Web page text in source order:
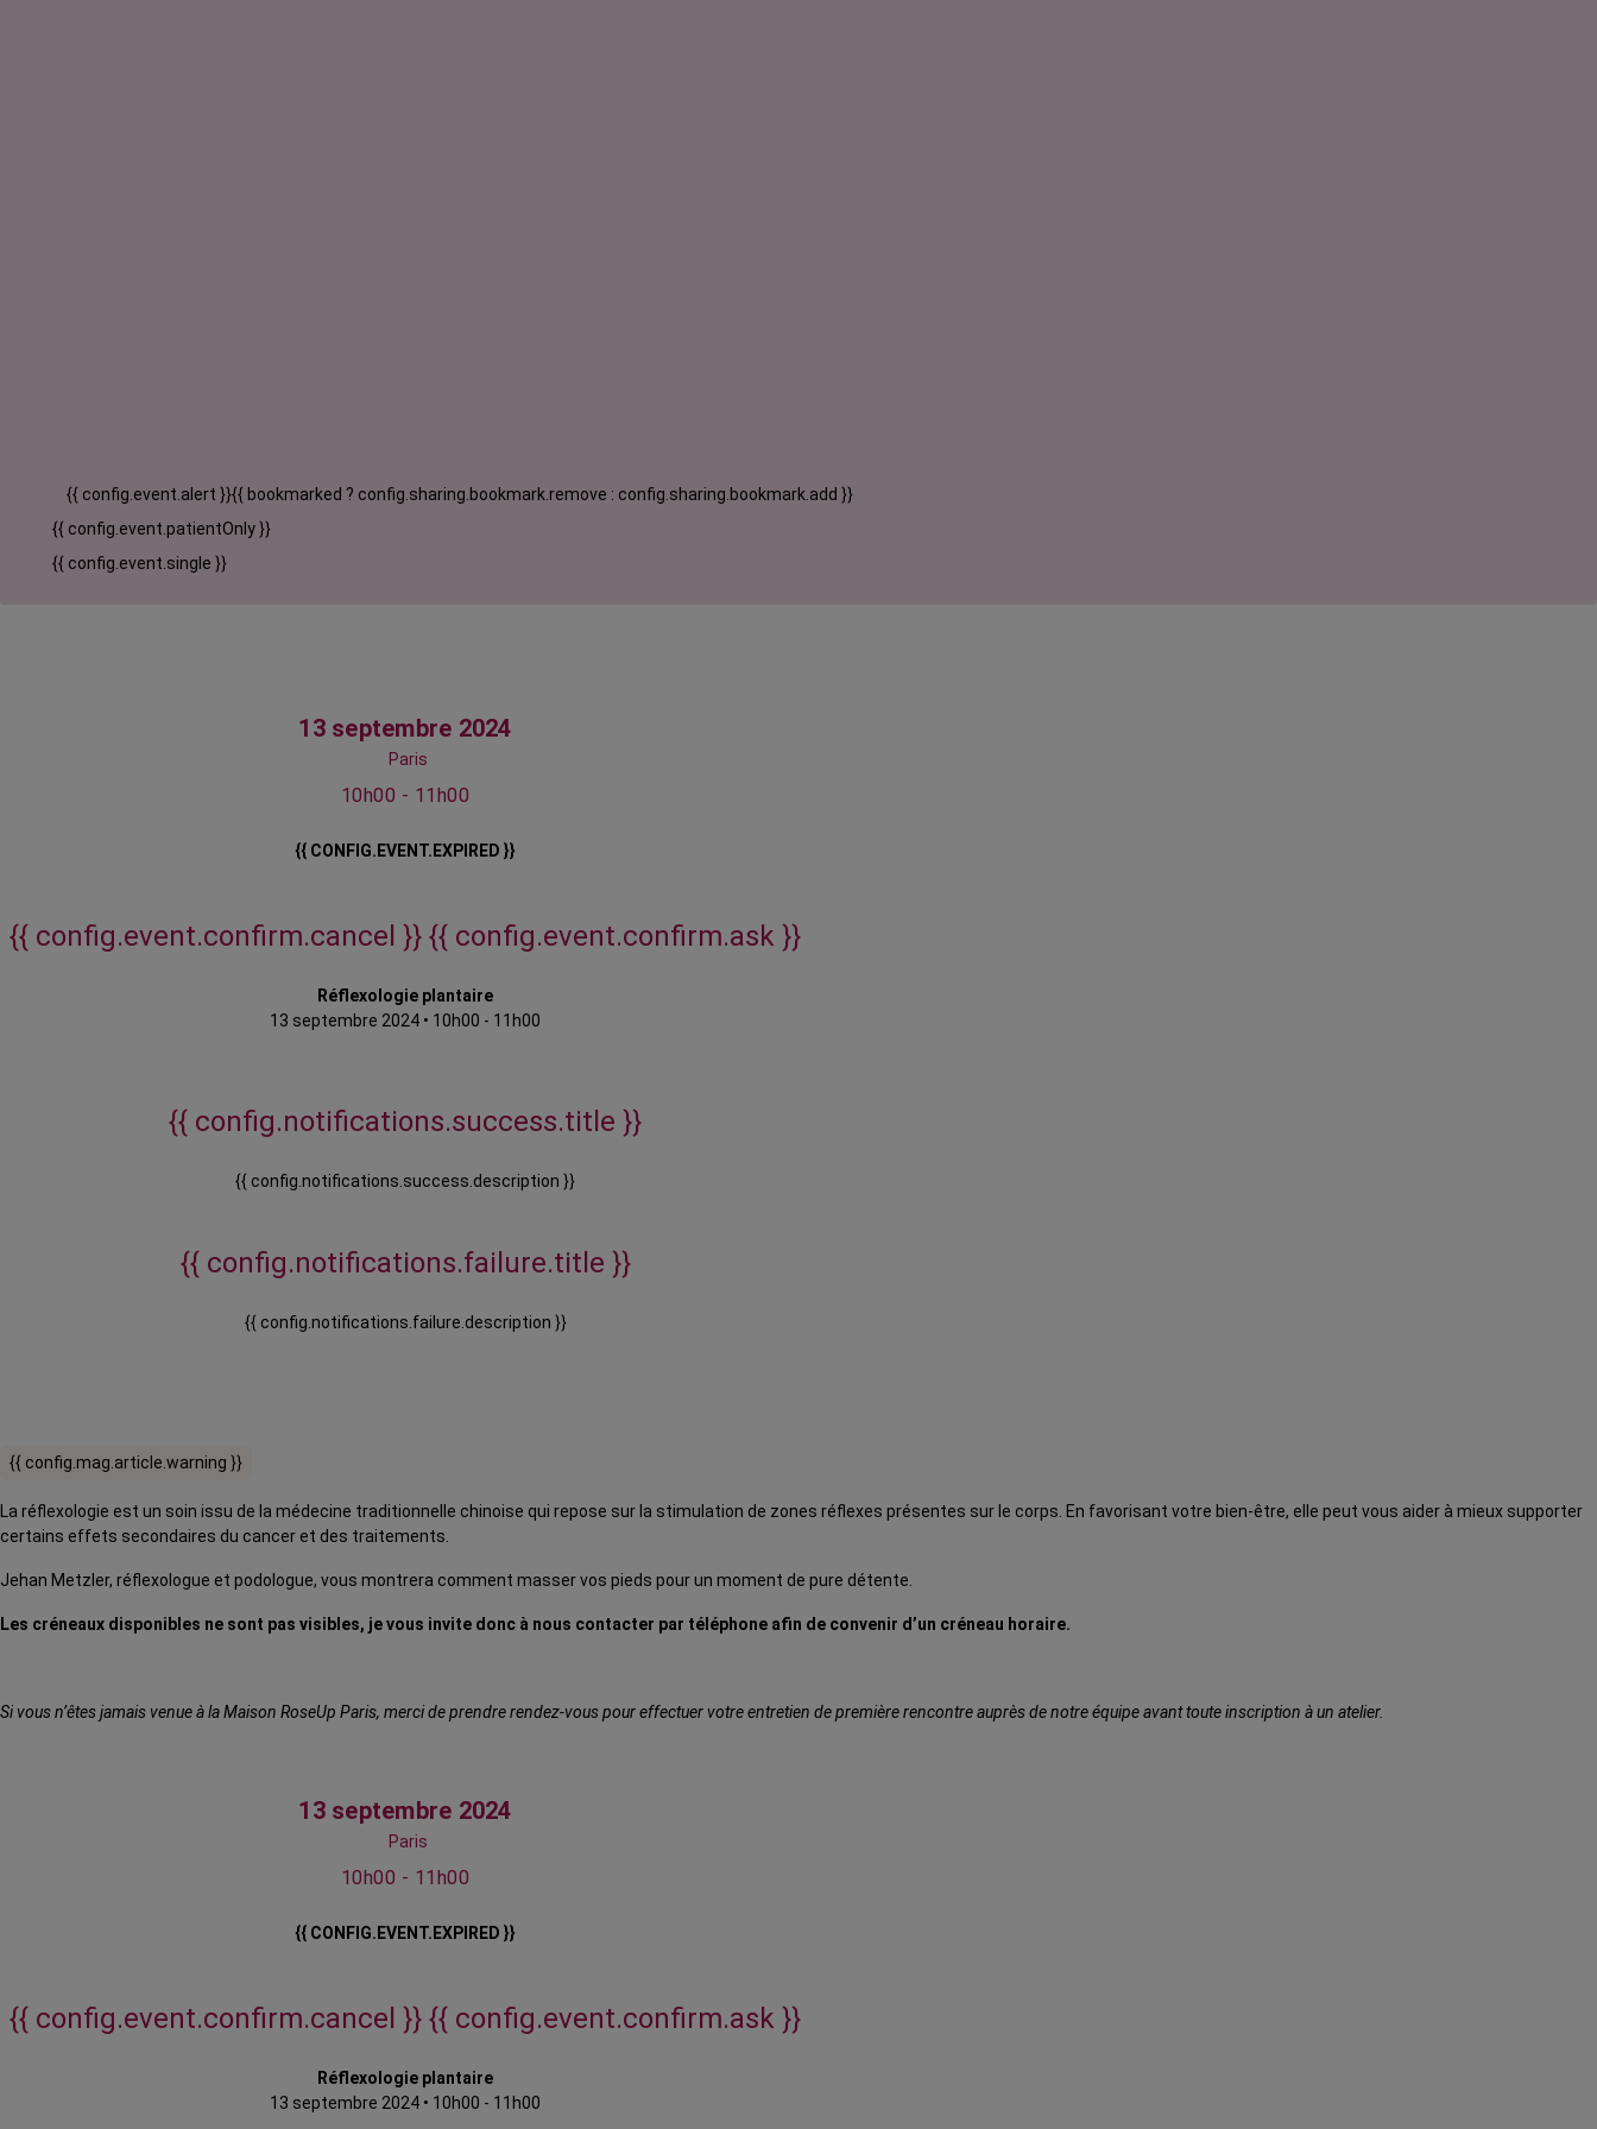
{{ config.event.alert }}{{ bookmarked ? config.sharing.bookmark.remove : config.sharing.bookmark.add }}
{{ config.event.patientOnly }}
{{ config.event.single }}
13 septembre 2024
Paris
10h00 - 11h00
{{ CONFIG.EVENT.EXPIRED }}
{{ config.event.confirm.cancel }} {{ config.event.confirm.ask }}
Réflexologie plantaire
13 septembre 2024 • 10h00 - 11h00
{{ config.notifications.success.title }}
{{ config.notifications.success.description }}
{{ config.notifications.failure.title }}
{{ config.notifications.failure.description }}
{{ config.mag.article.warning }}
La réflexologie est un soin issu de la médecine traditionnelle chinoise qui repose sur la stimulation de zones réflexes présentes sur le corps. En favorisant votre bien-être, elle peut vous aider à mieux supporter
certains effets secondaires du cancer et des traitements.
Jehan Metzler, réflexologue et podologue, vous montrera comment masser vos pieds pour un moment de pure détente.
Les créneaux disponibles ne sont pas visibles, je vous invite donc à nous contacter par téléphone afin de convenir d’un créneau horaire.
Si vous n’êtes jamais venue à la Maison RoseUp Paris, merci de prendre rendez-vous pour effectuer votre entretien de première rencontre auprès de notre équipe avant toute inscription à un atelier.
13 septembre 2024
Paris
10h00 - 11h00
{{ CONFIG.EVENT.EXPIRED }}
{{ config.event.confirm.cancel }} {{ config.event.confirm.ask }}
Réflexologie plantaire
13 septembre 2024 • 10h00 - 11h00